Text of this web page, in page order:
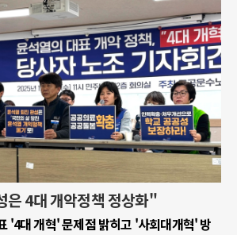
은 4대 개악정책 정상화"
'4대 개혁' 문제점 밝히고 '사회대개혁' 방